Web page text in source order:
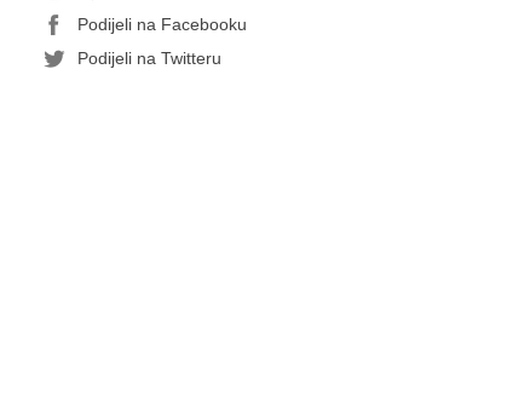
Podijeli na Facebooku
Podijeli na Twitteru